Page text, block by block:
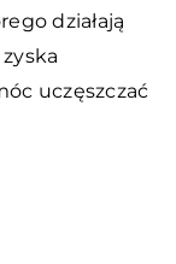
działają
uczęszczać